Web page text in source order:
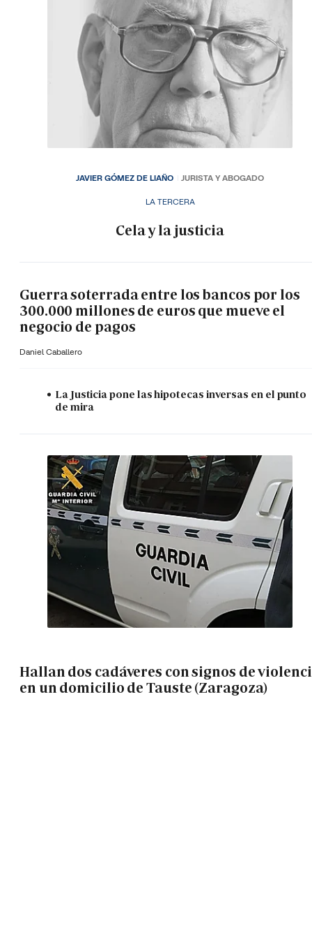
LA TERCERA
Cela y la justicia
JAVIER GÓMEZ DE LIAÑO JURISTA Y ABOGADO
Guerra soterrada entre los bancos por los
300.000 millones de euros que mueve el
negocio de pagos
Daniel Caballero
La Justicia pone las hipotecas inversas en el punto
de mira
Hallan dos cadáveres con signos de
en un domicilio de Tauste (Zaragoza)